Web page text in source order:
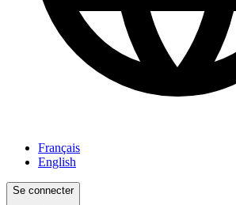
Français
English
Se connecter